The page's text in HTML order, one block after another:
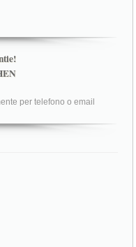
per telefono o email